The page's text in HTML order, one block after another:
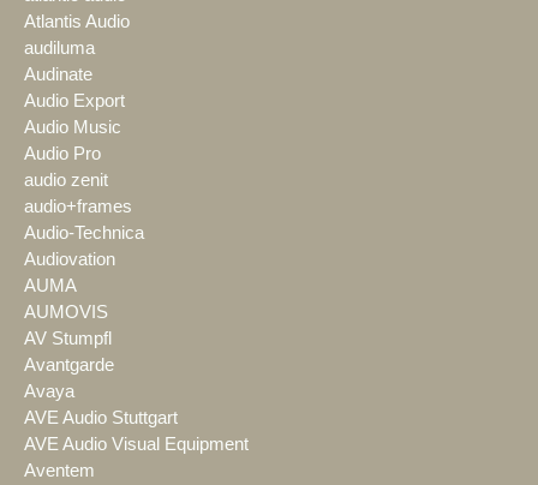
Atlantis Audio
audiluma
Audinate
Audio Export
Audio Music
Audio Pro
audio zenit
audio+frames
Audio-Technica
Audiovation
AUMA
AUMOVIS
AV Stumpfl
Avantgarde
Avaya
AVE Audio Stuttgart
AVE Audio Visual Equipment
Aventem